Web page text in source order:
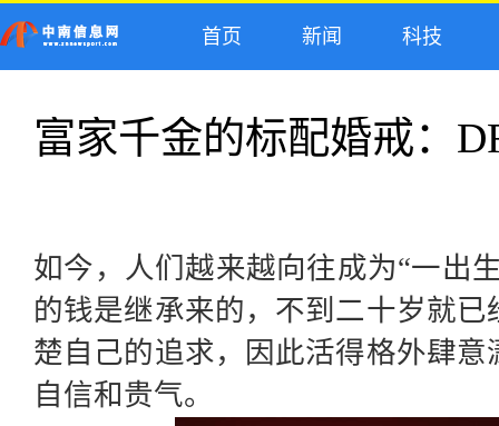
首页 新闻 科技
富家千金的标配婚戒：
如今，人们越来越向往成为“一出
的钱是继承来的，不到二十岁就
楚自己的追求，因此活得格外肆
自信和贵气。